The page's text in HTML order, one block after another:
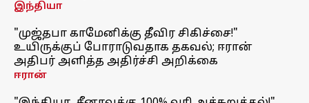
இந்தியா
"முஜ்தபா காமேனிக்கு தீவிர சிகிச்சை!"
உயிருக்குப் போராடுவதாக தகவல்; ஈரான்
அதிபர் அளித்த அதிர்ச்சி அறிக்கை
ஈரான்